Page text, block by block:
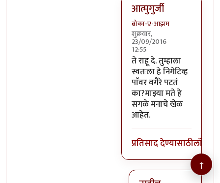
आत्मुगुर्जी
बोका-ए-आझम
शुक्रवार,
23/09/2016
12:55
In reply to@तस्मात्
ते राहू दे. तुम्हाला
स्वतःला हे निगेटिव्ह
पाॅवर वगैरे पटतं
का?माझ्या मते हे
सगळे मनाचे खेळ
आहेत.
प्रतिसाद देण्यासाठीलॉग
↑